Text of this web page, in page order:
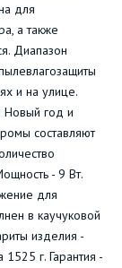
для
а также
Диапазон
и на улице.
Новый год и
составляют
- 9 Вт.
для
в каучуковой
изделия -
г. Гарантия -